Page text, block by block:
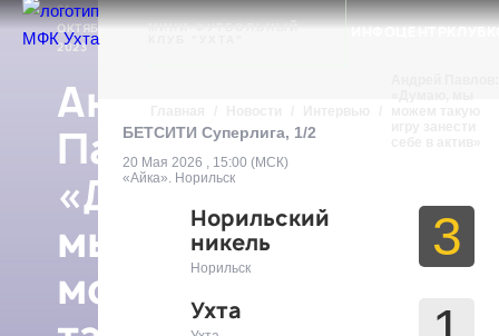
Ухта
МИНИ-ФУТБОЛЬНЫЙ
ИНФОЦЕНТРКЛУБ
21
ОКТЯБРЯ
2023
ИНТЕРВЬЮ
Андрей
Павлов:
«Думаю,
мы
можем
БЕТСИТИ Суперлига, 1/2
20 Мая 2026 , 15:00 (МСК)
«Айка». Норильск
Норильский
никель
Норильск
3
Ухта